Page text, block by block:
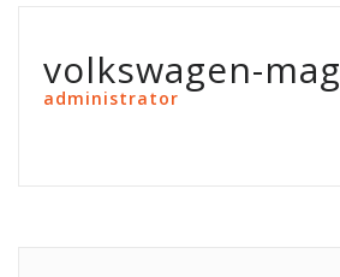
volkswagen-mag
administrator